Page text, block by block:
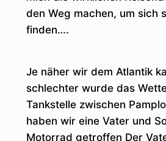
den Weg machen, um sich
finden….
Je näher wir dem Atlantik
schlechter wurde das
Tankstelle zwischen
haben wir eine Vater und
Motorrad getroffen Der